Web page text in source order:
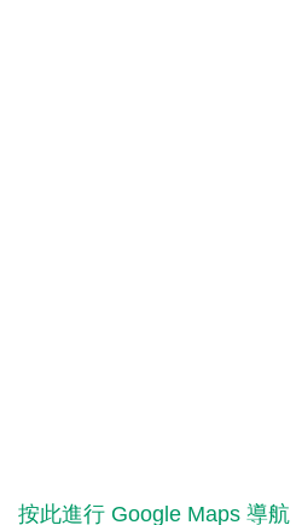
按此進行 Google Maps 導航